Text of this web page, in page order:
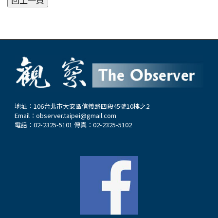
地址：106台北市大安區信義路四段45號10樓之2
Email： observer.taipei@gmail.com
電話：02-2325-5101 傳真：02-2325-5102